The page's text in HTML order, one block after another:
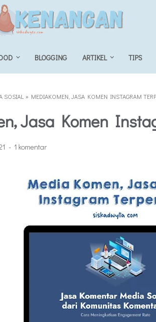
BLOGGING ARTIKEL TIPS
SOSIAL » MEDIAKOMEN, JASA KOMEN INSTAGRAM
Jasa Komen
1 komentar